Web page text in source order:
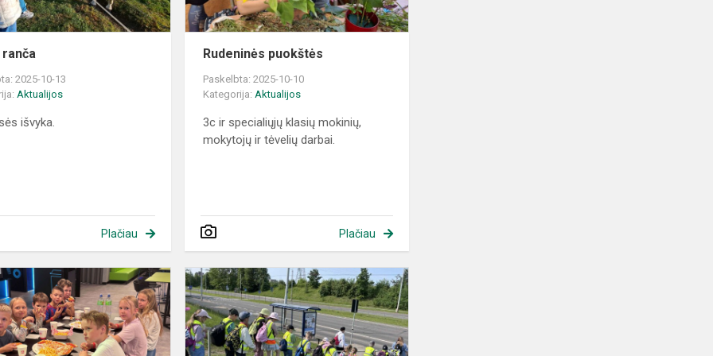
2025-10-13
Aktualijos
išvyka.
Plačiau
Rudeninės puokštės
Paskelbta: 2025-10-10
Kategorija:Aktualijos
3c ir specialiųjų klasių mokinių,
mokytojų ir tėvelių darbai.
Plačiau
Draugystė
–
stipresnė
už
atstumą
Perlinių
danielių
ūkis